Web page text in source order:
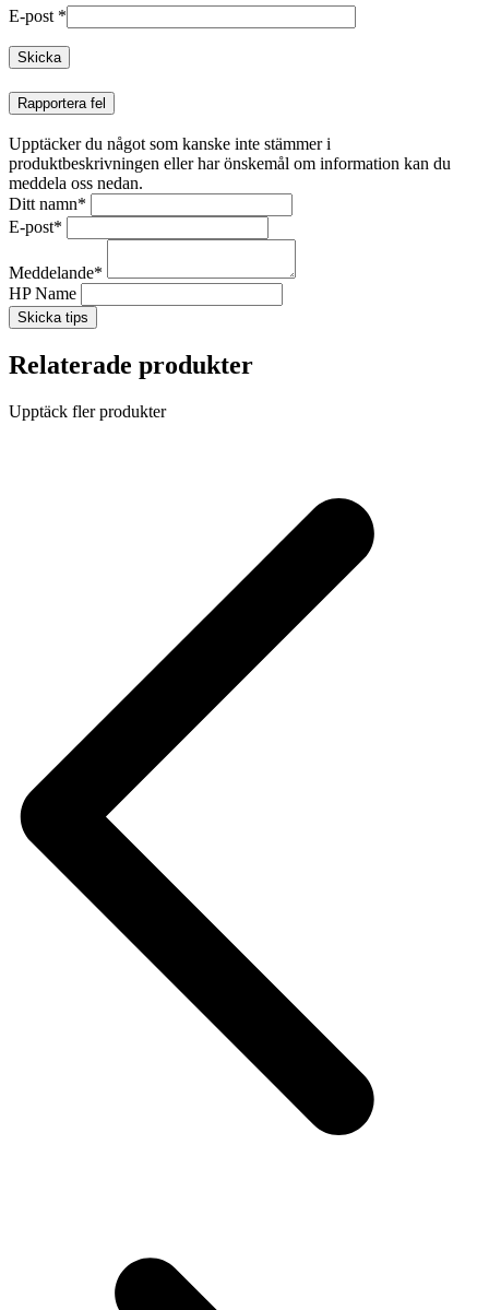
E-post *
Rapportera fel
Upptäcker du något som kanske inte stämmer i
produktbeskrivningen eller har önskemål om information kan du
meddela oss nedan.
Ditt namn*
E-post*
Meddelande*
HP Name
Skicka tips
Relaterade produkter
Upptäck fler produkter